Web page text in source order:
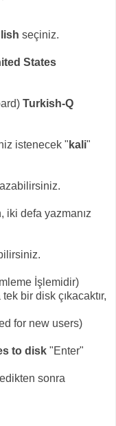
seçiniz.
States
Turkish-Q
istenecek " kali"
iki defa yazmanız
İşlemidir)
bir disk çıkacaktır,
for new users)
to disk "Enter"
sonra